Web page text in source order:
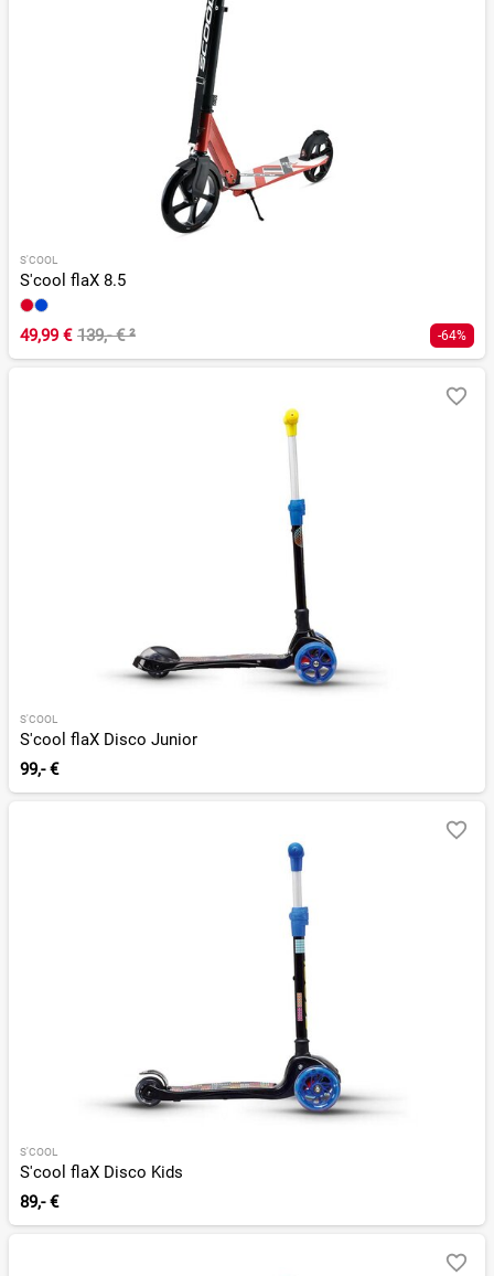
S'COOL
S'cool flaX 8.5
49,99 € 139,- €² -64%
S'COOL
S'cool flaX Disco Junior
99,- €
S'COOL
S'cool flaX Disco Kids
89,- €